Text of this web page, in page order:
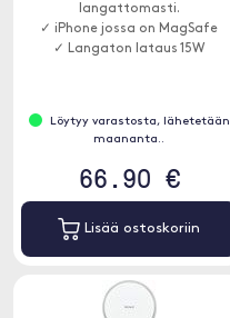
langattomasti.
✓ iPhone jossa on MagSafe
✓ Langaton lataus 15W
Löytyy varastosta, lähetetään
maananta..
66.90 €
Lisää ostoskoriin